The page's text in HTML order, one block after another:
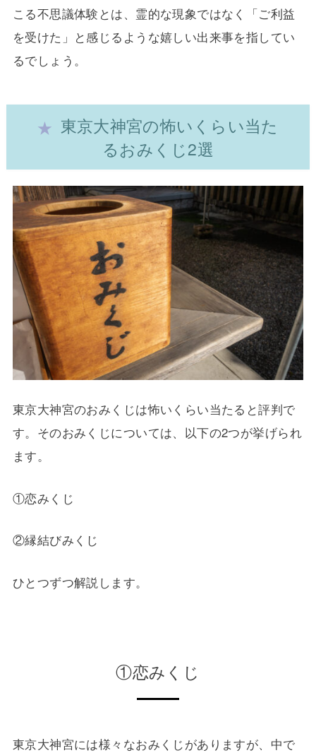
こる不思議体験とは、霊的な現象ではなく「ご利益
を受けた」と感じるような嬉しい出来事を指してい
るでしょう。
東京大神宮の怖いくらい当た
るおみくじ2選
東京大神宮のおみくじは怖いくらい当たると評判で
す。そのおみくじについては、以下の2つが挙げられ
ます。
①恋みくじ
②縁結びみくじ
ひとつずつ解説します。
①恋みくじ
東京大神宮には様々なおみくじがありますが、中で